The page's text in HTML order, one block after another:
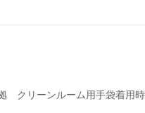
拠 クリーンルーム用手袋着用